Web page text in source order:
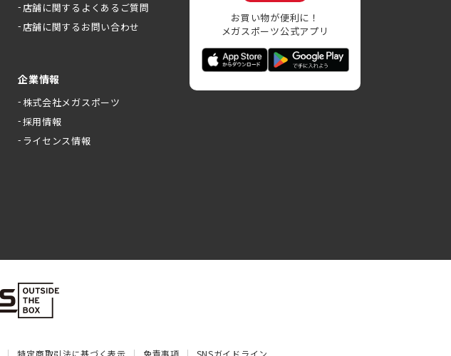
店舗に関するよくあるご質問
店舗に関するお問い合わせ
企業情報
株式会社メガスポーツ
採用情報
ライセンス情報
お買い物が便利に！
メガスポーツ公式アプリ
特定商取引法に基づく表示 免責事項 SNSガイドライン